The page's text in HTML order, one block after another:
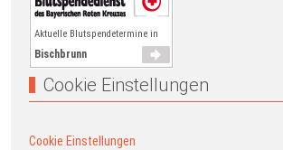
Aktuelle Blutspendetermine in
Bischbrunn
Cookie Einstellungen
Cookie Einstellungen